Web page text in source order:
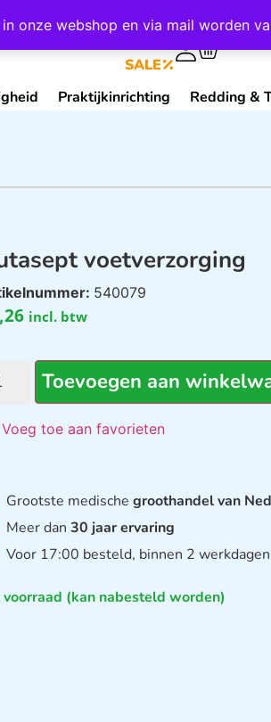
onze webshop en via mail worden
Mijn
SALE
Praktijkinrichting Redding &
voetverzorging
540079
incl. btw
Toevoegen aan
Voeg toe aan favorieten
Grootste medischegroothandel van
Meer dan30 jaar ervaring
Voor 17:00 besteld, binnen 2
voorraad (kan nabesteld worden)